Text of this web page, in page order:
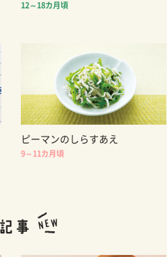
12～18カ月頃
ピーマンのしらすあえ
9～11カ月頃